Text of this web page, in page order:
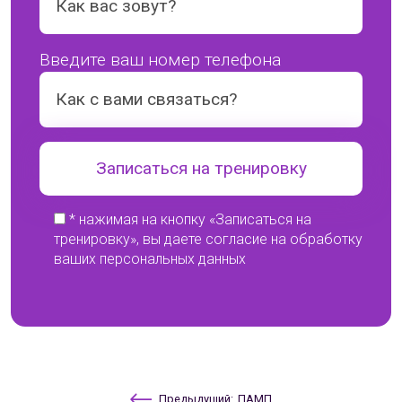
Введите ваш номер телефона
* нажимая на кнопку «Записаться на
тренировку», вы даете согласие на обработку
ваших персональных данных
Предыдущий: ПАМП